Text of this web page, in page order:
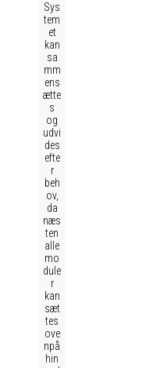
Sys
tem
et
kan
sa
mm
ens
ætte
s
og
udvi
des
efte
r
beh
ov,
da
næs
ten
alle
mo
dule
r
kan
sæt
tes
ove
npå
hin